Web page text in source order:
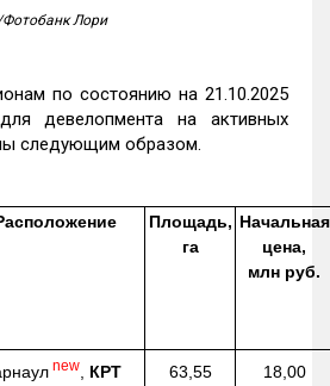
Лори
по состоянию на 21.10.2025
девелопмента на активных
следующим образом.
Площадь,
га
Начальная
цена,
млн руб.
new КРТ 63,55 18,00